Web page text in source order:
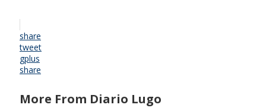
share
tweet
gplus
share
More From Diario Lugo